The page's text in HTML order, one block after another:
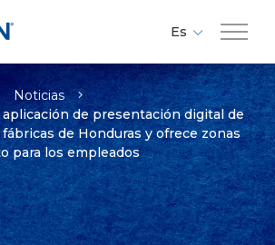
Es
Fr
En
Noticias
aplicación de presentación digital de
de Honduras y ofrece zonas
para los empleados